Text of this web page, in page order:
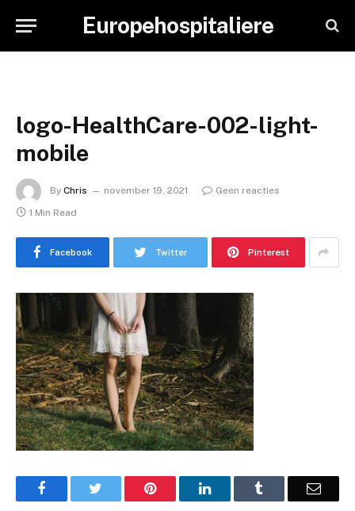
Europehospitaliere
logo-HealthCare-002-light-
mobile
By Chris november 19, 2021
Geen reacties
1 Min Read
Facebook Twitter Pinterest
Facebook Pinterest LinkedIn Email